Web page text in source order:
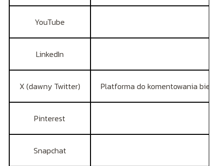
YouTube
LinkedIn
X (dawny Twitter) Platforma do komentowania
Pinterest
Snapchat